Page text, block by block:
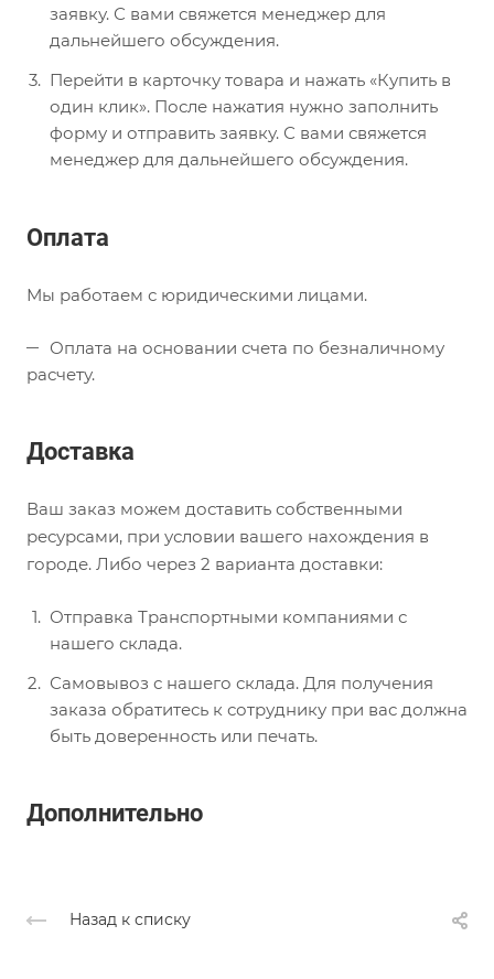
заявку. С вами свяжется менеджер для
дальнейшего обсуждения.
Перейти в карточку товара и нажать «Купить в
один клик». После нажатия нужно заполнить
форму и отправить заявку. С вами свяжется
менеджер для дальнейшего обсуждения.
Оплата
Мы работаем с юридическими лицами.
Оплата на основании счета по безналичному
расчету.
Доставка
Ваш заказ можем доставить собственными
ресурсами, при условии вашего нахождения в
городе. Либо через 2 варианта доставки:
Отправка Транспортными компаниями с
нашего склада.
Самовывоз с нашего склада. Для получения
заказа обратитесь к сотруднику при вас должна
быть доверенность или печать.
Дополнительно
Назад к списку